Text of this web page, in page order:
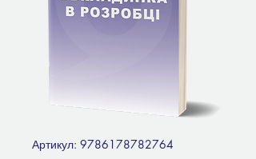
Артикул: 9786178782764